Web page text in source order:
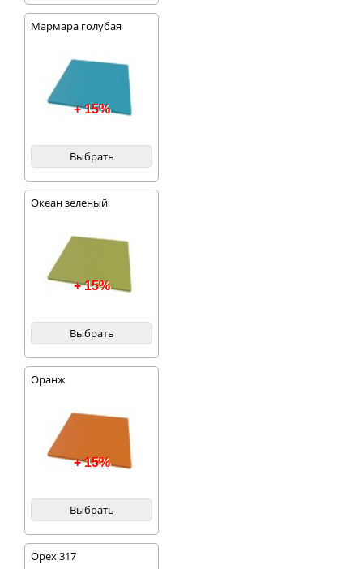
Мармара голубая
+ 15%
Выбрать
Океан зеленый
+ 15%
Выбрать
Оранж
+ 15%
Выбрать
Орех 317